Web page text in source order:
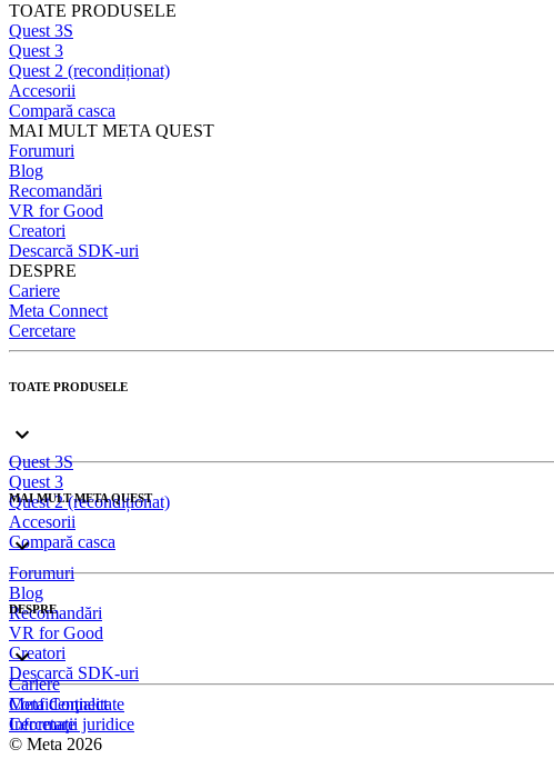
TOATE PRODUSELE
Quest 3S
Quest 3
Quest 2 (recondiționat)
Accesorii
Compară casca
MAI MULT META QUEST
Forumuri
Blog
Recomandări
VR for Good
Creatori
Descarcă SDK-uri
DESPRE
Cariere
Meta Connect
Cercetare
TOATE PRODUSELE
Quest 3S
Quest 3
Quest 2 (recondiționat)
Accesorii
Compară casca
MAI MULT META QUEST
Forumuri
Blog
Recomandări
VR for Good
Creatori
Descarcă SDK-uri
DESPRE
Cariere
Meta Connect
Cercetare
Confidenţialitate
Informaţii juridice
© Meta 2026